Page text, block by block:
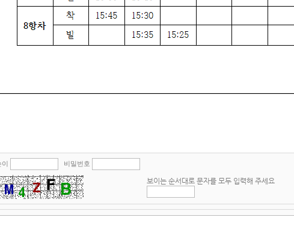
이 비밀번호
보이는 순서대로 문자를 모두 입력해 주세요